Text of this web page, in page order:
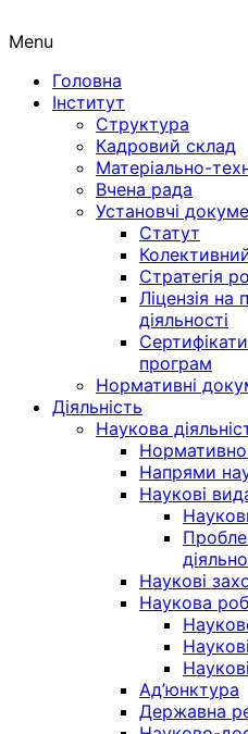
Menu
Головна
Інститут
Структура
Кадровий склад
Матеріально-
Вчена рада
Установчі
Статут
Стратегія
Ліцензія на
діяльності
програм
Нормативні
Діяльність
Наукова
Напрями
Наукові
Наукові
Наукова
Ад’юнктура
Державна